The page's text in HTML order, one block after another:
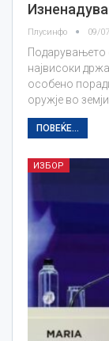
Плусинфо 09/
Подарувањето
највисоки
особено
оружје во
ПОВЕЌЕ...
ИЗБОР